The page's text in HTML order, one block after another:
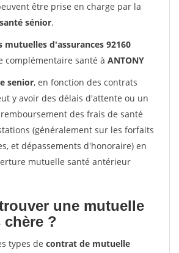
être prise en charge par la
sénior.
mutuelles d'assurances 92160
complémentaire santé à ANTONY
senior, en fonction des contrats
y avoir des délais d'attente ou un
des frais de santé
(généralement sur les forfaits
et dépassements d'honoraire) en
mutuelle santé antérieur
une mutuelle
chère ?
types de contrat de mutuelle